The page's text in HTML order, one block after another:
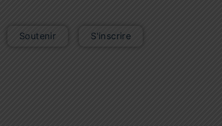
Soutenir S'inscrire